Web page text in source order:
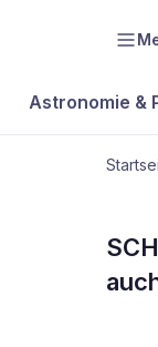
Astronomie &